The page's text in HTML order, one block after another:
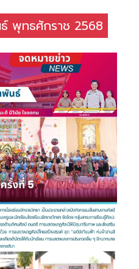
พุทธศักราช 2568